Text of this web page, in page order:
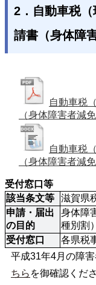
2．自動車税
請書（身体障
自動車税
（身体障害者減免
自動車税
（身体障害者減免
受付窓口等
該当条文等
滋賀県
申請・届出
の目的
身体障
種別割
受付窓口
各県税
平成31年4月の障
ちら を御確認くださ